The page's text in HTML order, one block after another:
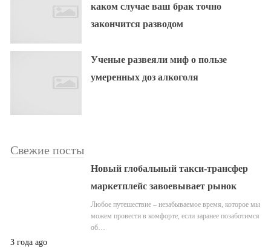
каком случае ваш брак точно
закончится разводом
Ученые развеяли миф о пользе
умеренных доз алкоголя
Свежие посты
Новый глобальный такси-трансфер
маркетплейс завоевывает рынок
Любое путешествие – незабываемое время, которое мы
можем провести в комфорте, если заранее позаботимся
об…
3 года ago